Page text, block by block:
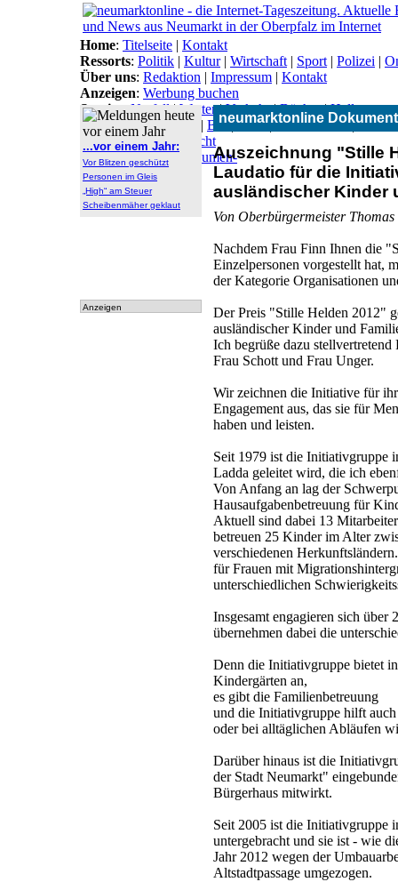
neumarktonline
Auszeichnung "Stille
Laudatio für die
ausländischer Kinder
Von Oberbürgermeister
Nachdem Frau Finn Ihnen die
Einzelpersonen vorgestellt hat,
der Kategorie Organisationen
Der Preis "Stille Helden 2012"
ausländischer Kinder und
Ich begrüße dazu
Frau Schott und Frau Unger.
Wir zeichnen die Initiative für
Engagement aus, das sie für
haben und leisten.
Seit 1979 ist die Initiativgruppe
Ladda geleitet wird, die ich
Von Anfang an lag der
Hausaufgabenbetreuung für
Aktuell sind dabei 13
betreuen 25 Kinder im Alter
verschiedenen
für Frauen mit
unterschiedlichen
Insgesamt engagieren sich
übernehmen dabei die
Denn die Initiativgruppe bietet
Kindergärten an,
es gibt die Familienbetreuung
und die Initiativgruppe hilft
oder bei alltäglichen Abläufen
Darüber hinaus ist die
der Stadt Neumarkt"
Bürgerhaus mitwirkt.
Seit 2005 ist die Initiativgruppe
untergebracht und sie ist - wie
Jahr 2012 wegen der
Altstadtpassage umgezogen.
...vor einem Jahr:
Vor Blitzen geschützt
Personen im Gleis
„High“ am Steuer
Scheibenmäher geklaut
Anzeigen
Home: Titelseite | Kontakt
Ressorts: Politik | Kultur| Wirtschaft | Sport | Polizei |
Über uns: Redaktion | Impressum | Kontakt
Anzeigen: Werbung buchen
Service: Notfall | Wetter|Verkehr|Bücher|Hallo
Themen:Arbeitsamt | BN|CSU|Freie Wähler|
Lokal-Links:Übersicht
Archiv:Archiv|Dokumen-
tationen